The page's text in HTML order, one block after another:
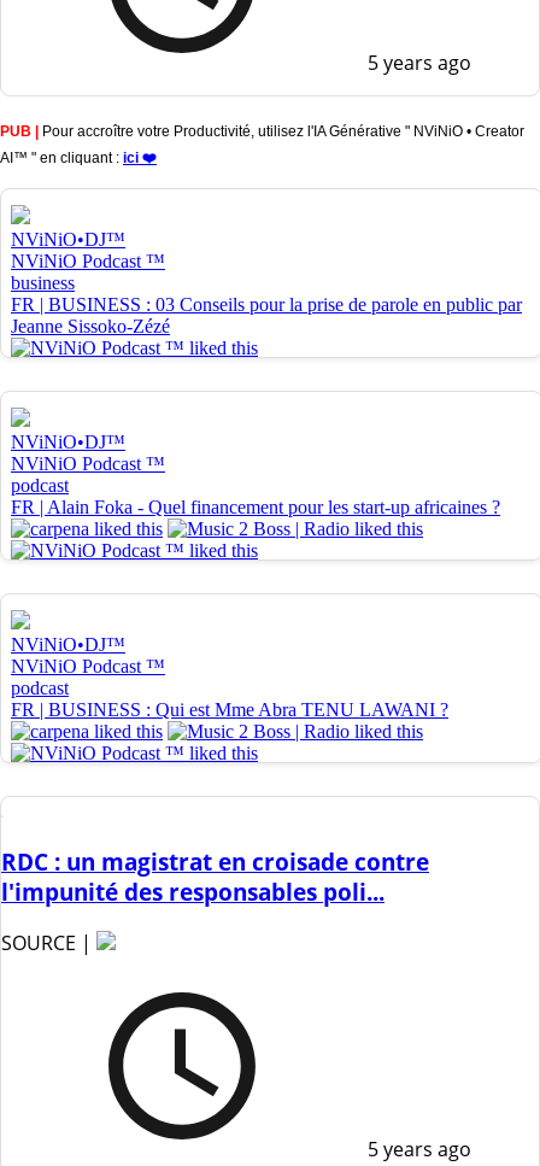
5 years ago
PUB |
Pour accroître votre Productivité, utilisez l'IA Générative " NViNiO • Creator
AI™ " en cliquant : ici ❤️
RDC : un magistrat en croisade contre
l'impunité des responsables poli...
SOURCE |
5 years ago